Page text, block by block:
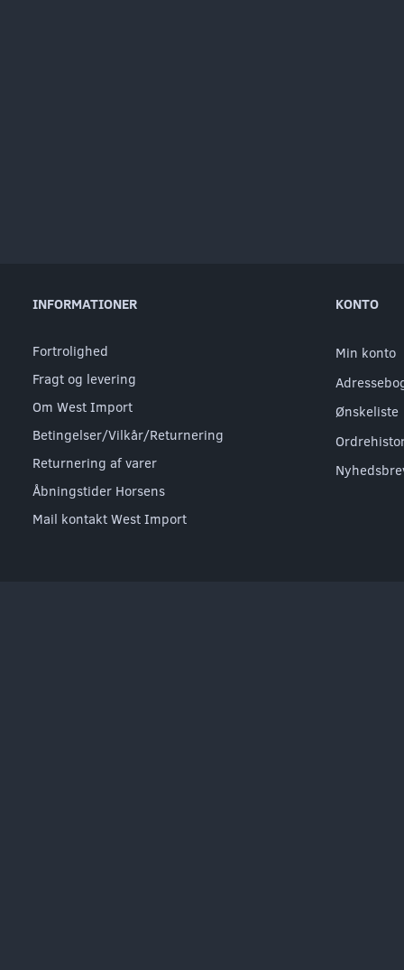
INFORMATIONER
Fortrolighed
Fragt og levering
Om West Import
Betingelser/Vilkår/Returnering
Returnering af varer
Åbningstider Horsens
Mail kontakt West Import
KONTO
Min konto
Ønskeliste